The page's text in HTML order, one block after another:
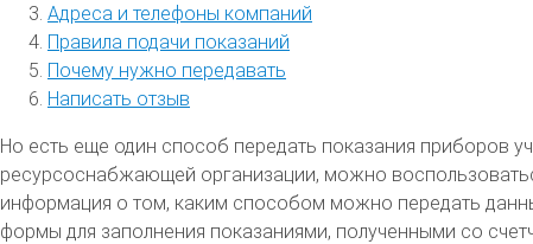
Адреса и телефоны компаний
Правила подачи показаний
Почему нужно передавать
Написать отзыв
Но есть еще один способ передать показания приборов
ресурсоснабжающей организации, можно
информация о том, каким способом можно передать
формы для заполнения показаниями, полученными со